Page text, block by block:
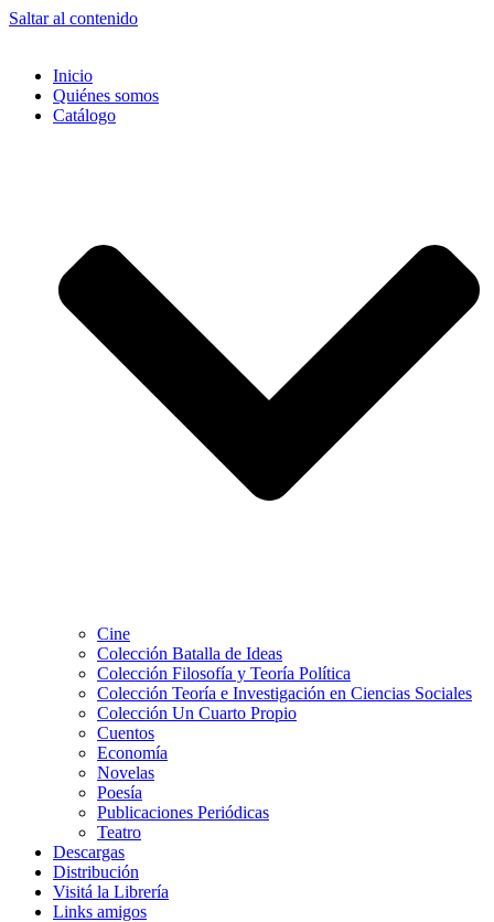
Saltar al contenido
Inicio
Quiénes somos
Catálogo
Cine
Colección Batalla de Ideas
Colección Filosofía y Teoría Política
Colección Teoría e Investigación en Ciencias Sociales
Colección Un Cuarto Propio
Cuentos
Economía
Novelas
Poesía
Publicaciones Periódicas
Teatro
Descargas
Distribución
Visitá la Librería
Links amigos